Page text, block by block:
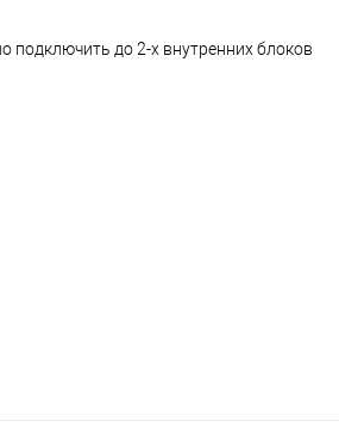
до 2-х внутренних блоков